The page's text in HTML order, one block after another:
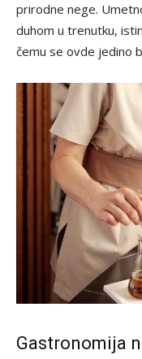
prirodne nege.
duhom u trenutku,
čemu se ovde jedino
Gastronomija